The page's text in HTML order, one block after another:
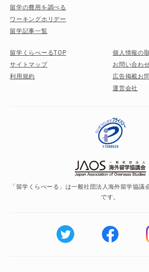
留学の費用を調べる
ワーキングホリデー
留学記事一覧
留学くらべーるTOP
サイトマップ
利用規約
個人情報の
お問い合わ
広告掲載お
運営会社
「留学くらべーる」は一般社団法人海外留学協議
です。